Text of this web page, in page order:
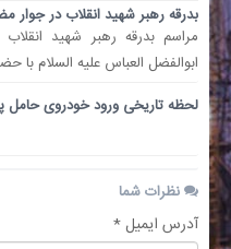
بدرقه رهبر شهید انقلاب در
مراسم بدرقه رهبر شهید
ابوالفضل العباس علیه السلام با
لحظه تاریخی ورود خودروی حامل
نظرات شما
آدرس ایمیل *